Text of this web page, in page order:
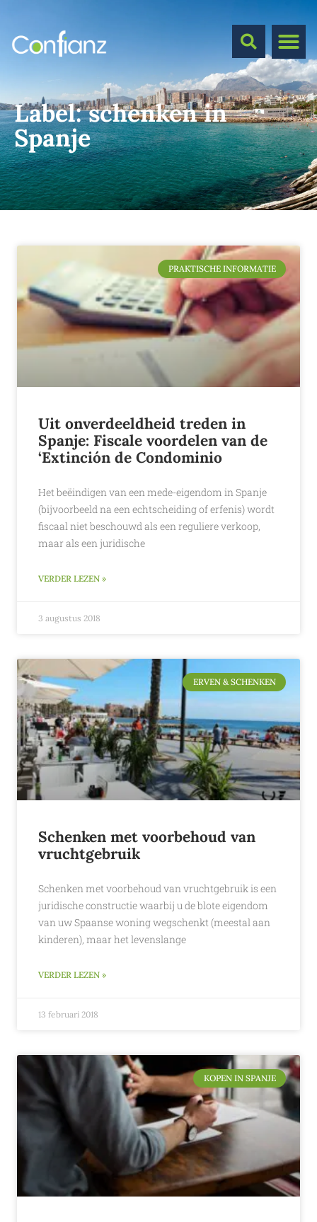
Label:schenken in
Spanje
PRAKTISCHE INFORMATIE
Uit onverdeeldheid treden in
Spanje: Fiscale voordelen van de
‘Extinción de Condominio
Het beëindigen van een mede-eigendom in Spanje
(bijvoorbeeld na een echtscheiding of erfenis) wordt
fiscaal niet beschouwd als een reguliere verkoop,
maar als een juridische
VERDER LEZEN »
3 augustus 2018
ERVEN & SCHENKEN
Schenken met voorbehoud van
vruchtgebruik
Schenken met voorbehoud van vruchtgebruik is een
juridische constructie waarbij u de blote eigendom
van uw Spaanse woning wegschenkt (meestal aan
kinderen), maar het levenslange
VERDER LEZEN »
13 februari 2018
KOPEN IN SPANJE